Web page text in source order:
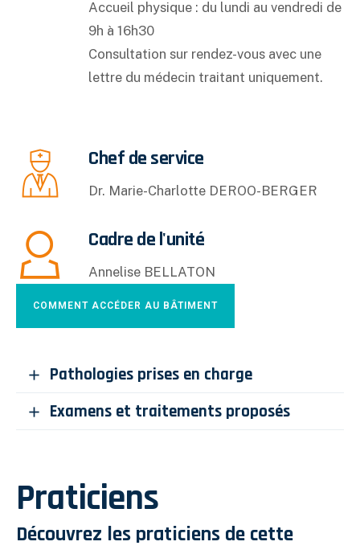
Accueil physique : du lundi au vendredi de
9h à 16h30
Consultation sur rendez-vous avec une
lettre du médecin traitant uniquement.
Chef de service
Dr. Marie-Charlotte DEROO-BERGER
Cadre de l'unité
Annelise BELLATON
COMMENT ACCÉDER AU BÂTIMENT
Pathologies prises en charge
Examens et traitements proposés
Praticiens
Découvrez les praticiens de cette